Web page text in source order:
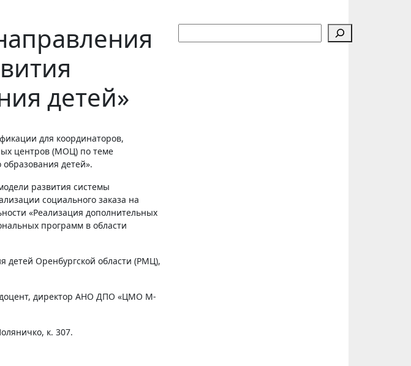
детей»
центров (МОЦ) по теме
детей».
развития системы
социального заказа на
«Реализация дополнительных
программ в области
детей Оренбургской области (РМЦ),
директор АНО ДПО «ЦМО М-
к. 307.